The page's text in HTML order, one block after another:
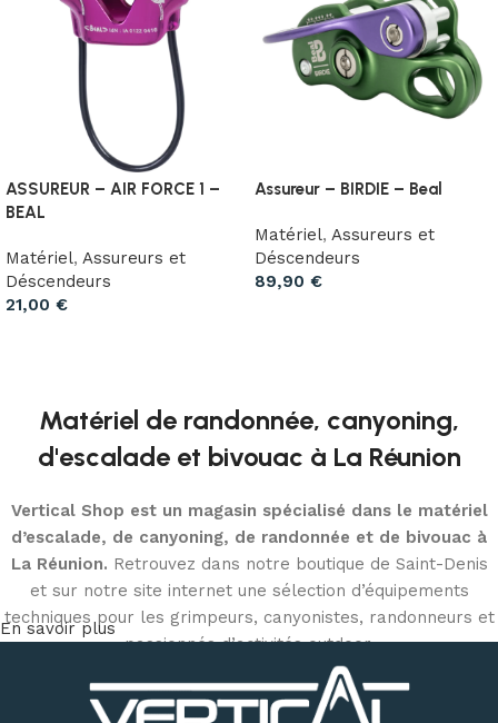
ASSUREUR – AIR FORCE 1 –
BEAL
Matériel, Assureurs et
Déscendeurs
21,00 €
Assureur – BIRDIE – Beal
Matériel, Assureurs et
Déscendeurs
89,90 €
Matériel de randonnée, canyoning,
d'escalade et bivouac à La Réunion
Vertical Shop est un magasin spécialisé dans le matériel
d’escalade, de canyoning, de randonnée et de bivouac à
La Réunion. Retrouvez dans notre boutique de Saint-Denis
et sur notre site internet une sélection d’équipements
techniques pour les grimpeurs, canyonistes, randonneurs et
passionnés d’activités outdoor.
Découvrez notre matériel d’escalade et de canyoning
En savoir plus